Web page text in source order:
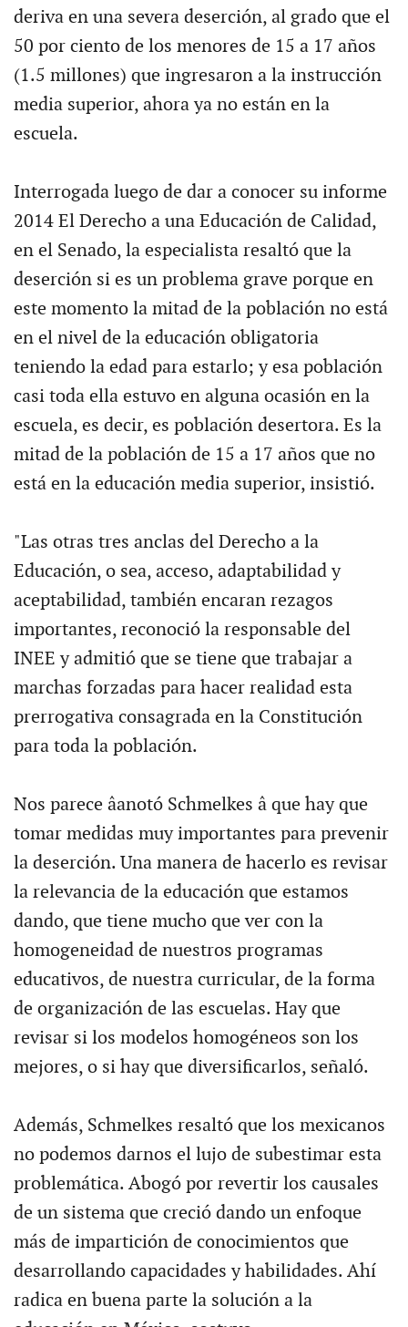
deriva en una severa deserción, al grado que el
50 por ciento de los menores de 15 a 17 años
(1.5 millones) que ingresaron a la instrucción
media superior, ahora ya no están en la
escuela.
Interrogada luego de dar a conocer su informe
2014 El Derecho a una Educación de Calidad,
en el Senado, la especialista resaltó que la
deserción si es un problema grave porque en
este momento la mitad de la población no está
en el nivel de la educación obligatoria
teniendo la edad para estarlo; y esa población
casi toda ella estuvo en alguna ocasión en la
escuela, es decir, es población desertora. Es la
mitad de la población de 15 a 17 años que no
está en la educación media superior, insistió.
"Las otras tres anclas del Derecho a la
Educación, o sea, acceso, adaptabilidad y
aceptabilidad, también encaran rezagos
importantes, reconoció la responsable del
INEE y admitió que se tiene que trabajar a
marchas forzadas para hacer realidad esta
prerrogativa consagrada en la Constitución
para toda la población.
Nos parece âanotó Schmelkes â que hay que
tomar medidas muy importantes para prevenir
la deserción. Una manera de hacerlo es revisar
la relevancia de la educación que estamos
dando, que tiene mucho que ver con la
homogeneidad de nuestros programas
educativos, de nuestra curricular, de la forma
de organización de las escuelas. Hay que
revisar si los modelos homogéneos son los
mejores, o si hay que diversificarlos, señaló.
Además, Schmelkes resaltó que los mexicanos
no podemos darnos el lujo de subestimar esta
problemática. Abogó por revertir los causales
de un sistema que creció dando un enfoque
más de impartición de conocimientos que
desarrollando capacidades y habilidades. Ahí
radica en buena parte la solución a la